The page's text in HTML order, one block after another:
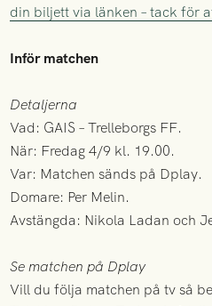
din biljett via länken – tack för
Inför matchen
Detaljerna
Vad: GAIS – Trelleborgs FF.
När: Fredag 4/9 kl. 19.00.
Var: Matchen sänds på Dplay.
Domare: Per Melin.
Avstängda: Nikola Ladan och
Se matchen på Dplay
Vill du följa matchen på tv så